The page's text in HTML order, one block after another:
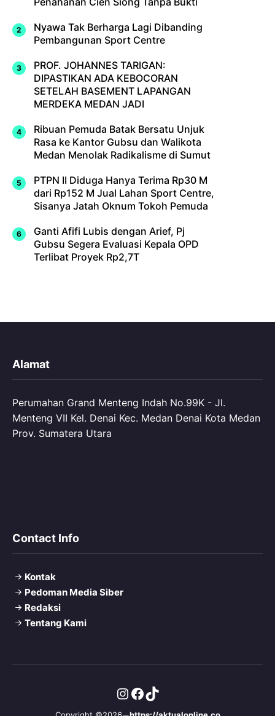
Nyawa Tak Berharga Lagi Dibanding
Pembangunan Sport Centre
PROF. JOHANNES TARIGAN:
DIPASTIKAN ADA KEBOCORAN
SETELAH BASEMENT LAPANGAN
MERDEKA MEDAN JADI
Ribuan Pemuda Batak Bersatu Unjuk
Rasa ke Kantor Gubsu dan Walikota
Medan Menolak Radikalisme di Sumut
PTPN II Diduga Hanya Terima Rp30 M
dari Rp152 M Jual Lahan Sport Centre,
Sisanya Jatah Oknum Tokoh Pemuda
Ganti Afifi Lubis dengan Arief, Pj
Gubsu Segera Evaluasi Kepala OPD
Terlibat Proyek Rp2,7T
Alamat
Perumahan Grand Menteng Indah No.99K - Jl.
Menteng VII Kel. Denai Kec. Medan Denai Kota Medan
Prov. Sumatera Utara
Contact Info
Kontak
Pedoman Media Siber
Redaksi
Tentang Kami
Instagram
Facebook
TikTok